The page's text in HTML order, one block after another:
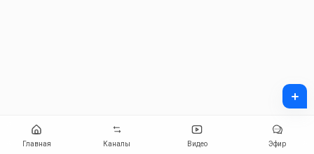
Главная Каналы Видео Эфир
+